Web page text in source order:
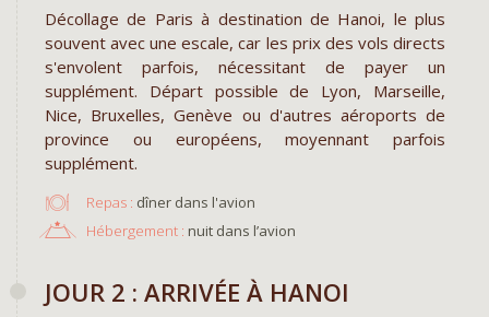
Décollage de Paris à destination de Hanoi, le plus
souvent avec une escale, car les prix des vols directs
s'envolent parfois, nécessitant de payer un
supplément. Départ possible de Lyon, Marseille,
Nice, Bruxelles, Genève ou d'autres aéroports de
province ou européens, moyennant parfois
supplément.
Repas : dîner dans l'avion
Hébergement : nuit dans l’avion
JOUR 2 : ARRIVÉE À HANOI